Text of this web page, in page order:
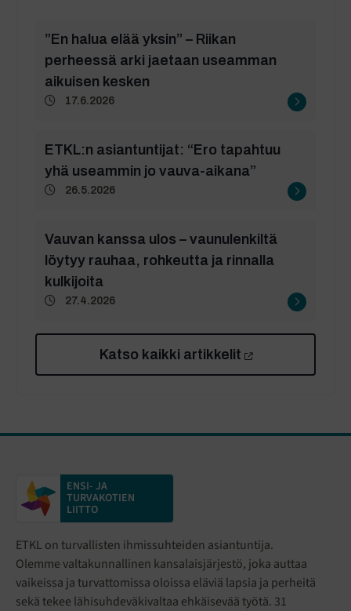
”En halua elää yksin” – Riikan
perheessä arki jaetaan useamman
aikuisen kesken
17.6.2026
ETKL:n asiantuntijat: “Ero tapahtuu
yhä useammin jo vauva-aikana”
26.5.2026
Vauvan kanssa ulos – vaunulenkiltä
löytyy rauhaa, rohkeutta ja rinnalla
kulkijoita
27.4.2026
Katso kaikki artikkelit
ENSI- JA
TURVAKOTIEN
LIITTO
ETKL on turvallisten ihmissuhteiden asiantuntija.
Olemme valtakunnallinen kansalaisjärjestö, joka auttaa
vaikeissa ja turvattomissa oloissa eläviä lapsia ja perheitä
sekä tekee lähisuhdeväkivaltaa ehkäisevää työtä. 31